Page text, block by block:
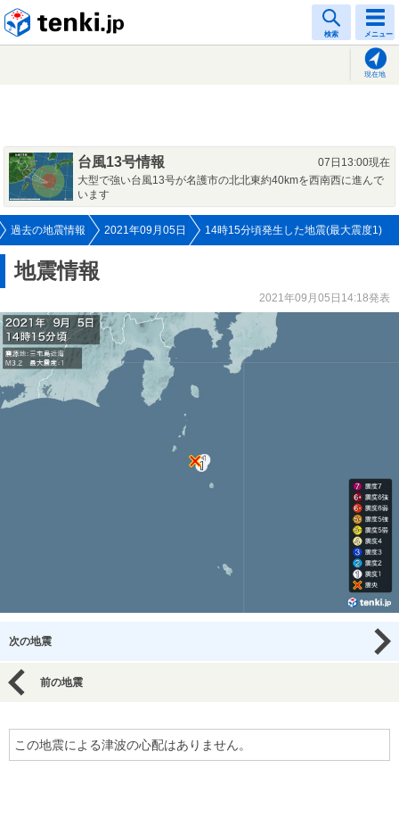
検索 メニュー
現在地
台風13号情報
07日13:00現在
大型で強い台風13号が名護市の北北東約40kmを西南西に進んで
います
過去の地震情報 2021年09月05日 14時15分頃発生した地震(最大震度1)
地震情報
2021年09月05日14:18発表
次の地震
前の地震
この地震による津波の心配はありません。